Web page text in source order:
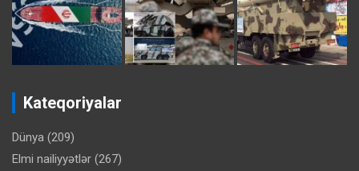
Kateqoriyalar
Dünya (209)
Elmi nailiyyətlər (267)